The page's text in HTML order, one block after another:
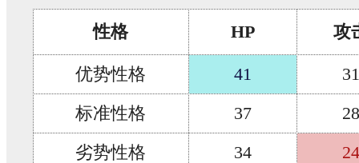
性格 HP 攻
优势性格 41
31
标准性格
37
28
劣势性格
34 24